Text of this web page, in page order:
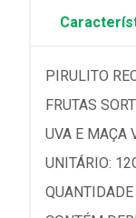
PIRULITO
FRUTAS
UVA E MAÇA
UNITÁRIO: